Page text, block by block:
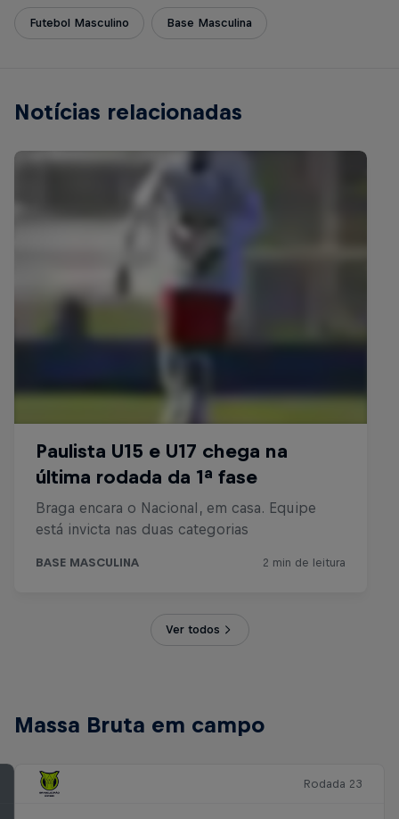
Futebol Masculino Base Masculina
Notícias relacionadas
Ver todos
Massa Bruta em campo
Rodada 23